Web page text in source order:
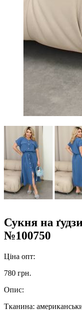
Сукня на
№100750
Ціна опт:
780 грн.
Опис:
Тканина: